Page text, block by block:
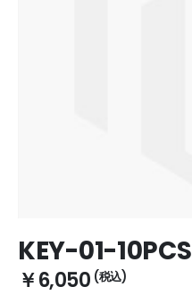
to
the
beginning
KEY-01-10PCS
￥6,050